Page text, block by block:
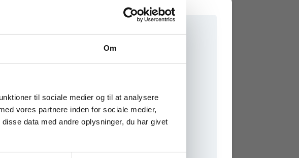
Om
til sociale medier og til at analysere
vores partnere inden for sociale medier,
data med andre oplysninger, du har givet
Tilgå dine onlinematerialer